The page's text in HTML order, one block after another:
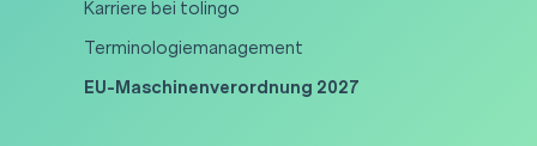
Karriere bei tolingo
Terminologiemanagement
EU-Maschinenverordnung 2027